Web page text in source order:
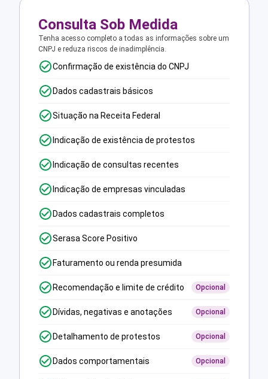
Consulta Sob Medida
Tenha acesso completo a todas as informações sobre um
CNPJ e reduza riscos de inadimplência.
Confirmação de existência do CNPJ
Dados cadastrais básicos
Situação na Receita Federal
Indicação de existência de protestos
Indicação de consultas recentes
Indicação de empresas vinculadas
Dados cadastrais completos
Serasa Score Positivo
Faturamento ou renda presumida
Recomendação e limite de crédito Opcional
Dívidas, negativas e anotações Opcional
Detalhamento de protestos Opcional
Dados comportamentais Opcional